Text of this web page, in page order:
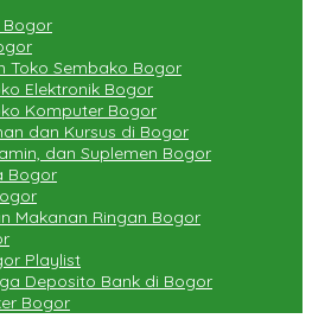
Bogor
Toko Sembako Bogor
Elektronik Bogor
Komputer Bogor
dan Kursus di Bogor
dan Suplemen Bogor
Bogor
Makanan Ringan Bogor
Playlist
Deposito Bank di Bogor
Bogor